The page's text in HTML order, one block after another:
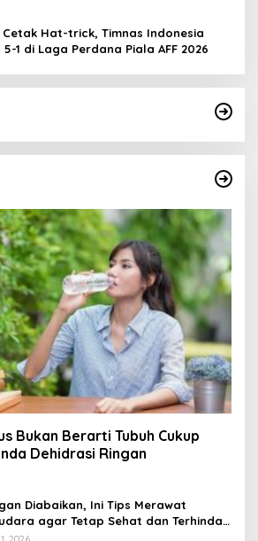
Hat-trick, Timnas Indonesia
1 di Laga Perdana Piala AFF 2026
Bukan Berarti Tubuh Cukup
Dehidrasi Ringan
Diabaikan, Ini Tips Merawat
agar Tetap Sehat dan Terhindar
Penyakit